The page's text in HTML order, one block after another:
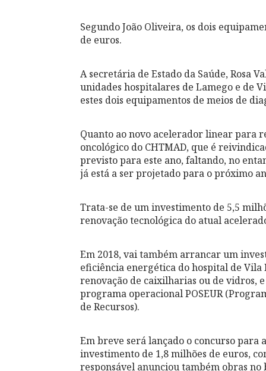
Segundo João Oliveira, os dois
de euros.
A secretária de Estado da Saúde, Rosa
unidades hospitalares de Lamego e de
estes dois equipamentos de meios de
Quanto ao novo acelerador linear para
oncológico do CHTMAD, que é
previsto para este ano, faltando, no
já está a ser projetado para o próximo
Trata-se de um investimento de 5,5
renovação tecnológica do atual
Em 2018, vai também arrancar um
eficiência energética do hospital de
renovação de caixilharias ou de vidros,
programa operacional POSEUR
de Recursos).
Em breve será lançado o concurso para
investimento de 1,8 milhões de euros,
responsável anunciou também obras no